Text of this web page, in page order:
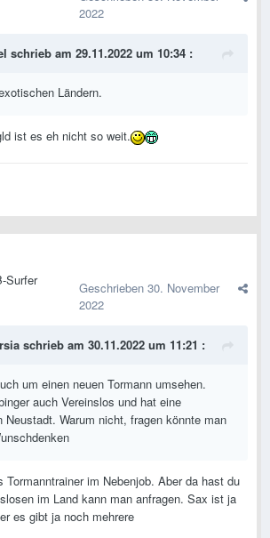
2022
schrieb am 29.11.2022 um 10:34 :
Ländern.
ist es eh nicht so weit.
Surfer Geschrieben 30. November
2022
schrieb am 30.11.2022 um 11:21 :
um einen neuen Tormann umsehen.
auch Vereinslos und hat eine
Neustadt. Warum nicht, fragen könnte man
Tormanntrainer im Nebenjob. Aber da hast du
im Land kann man anfragen. Sax ist ja
es gibt ja noch mehrere